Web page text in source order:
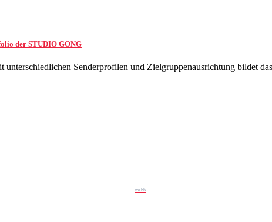
der STUDIO GONG
unterschiedlichen Senderprofilen und Zielgruppenausrichtung bildet
mabb